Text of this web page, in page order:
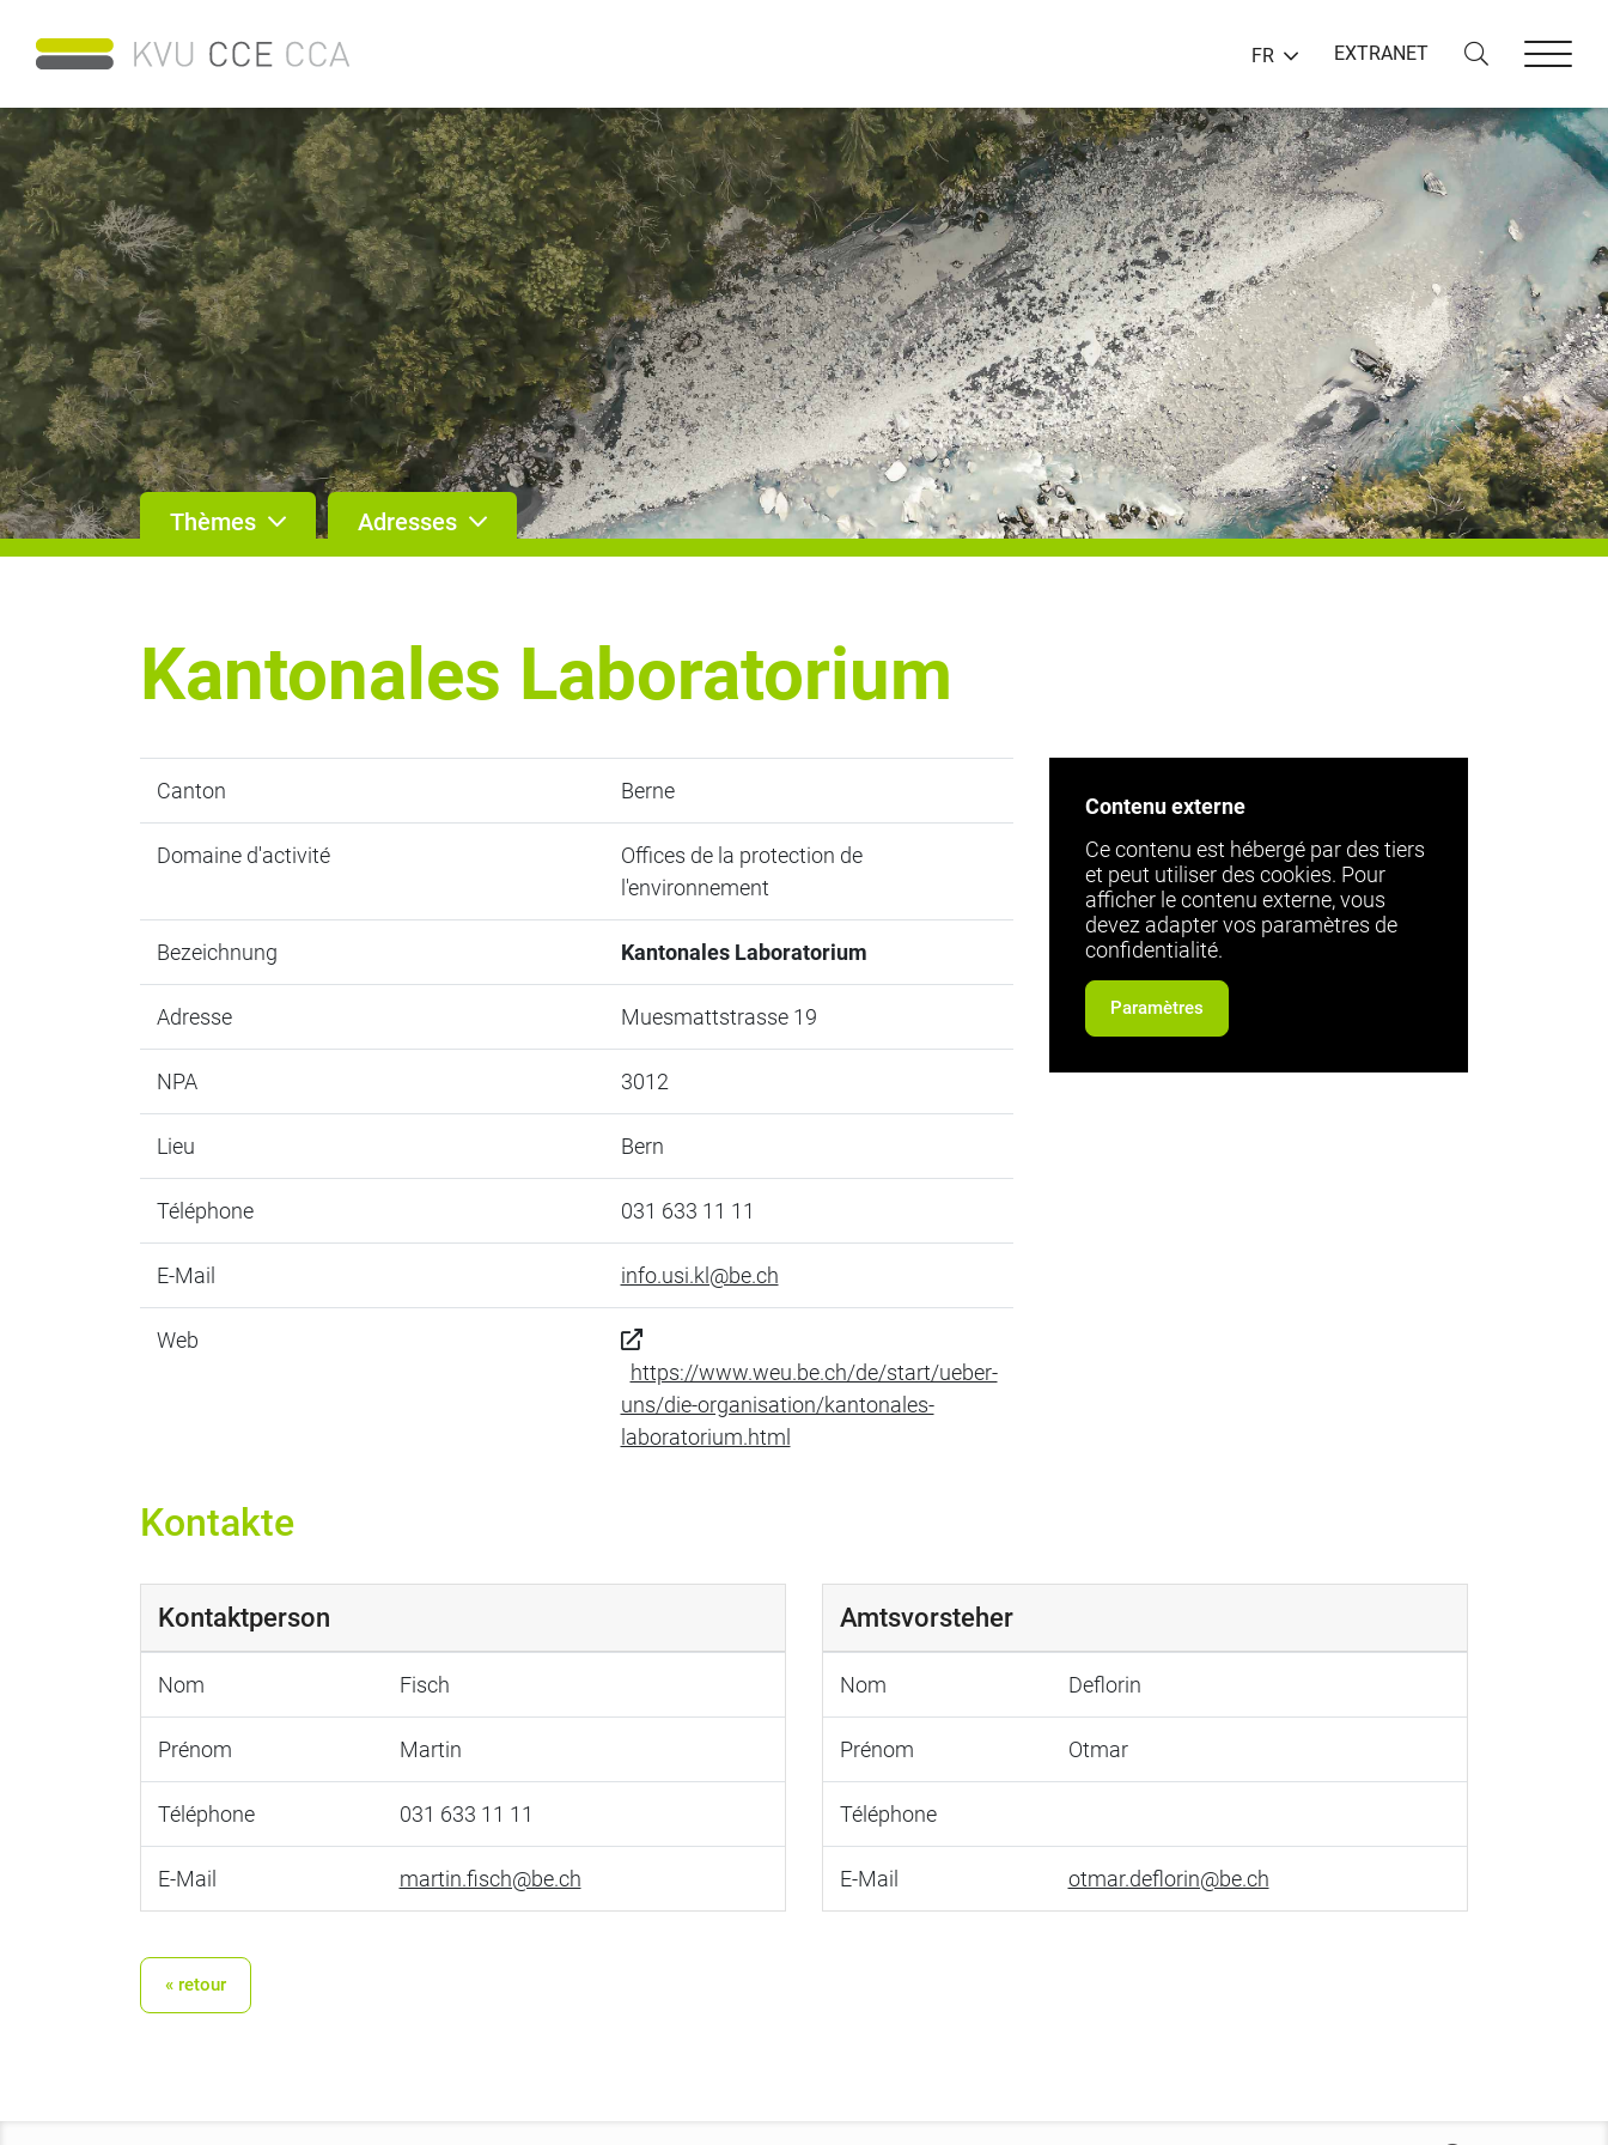
FR EXTRANET
Thèmes Adresses
Kantonales Laboratorium
Canton Berne
Domaine d'activité
Offices de la protection de
l'environnement
Bezeichnung Kantonales Laboratorium
Adresse Muesmattstrasse 19
NPA 3012
Lieu Bern
Téléphone 031 633 11 11
E-Mail info.usi.kl@be.ch
Web
https://www.weu.be.ch/de/start/ueber-
uns/die-organisation/kantonales-
laboratorium.html
Contenu externe
Ce contenu est hébergé par des tiers
et peut utiliser des cookies. Pour
afficher le contenu externe, vous
devez adapter vos paramètres de
confidentialité.
Paramètres
Kontakte
Kontaktperson
Nom Fisch
Prénom Martin
Téléphone 031 633 11 11
E-Mail martin.fisch@be.ch
Amtsvorsteher
Nom Deflorin
Prénom Otmar
Téléphone
E-Mail otmar.deflorin@be.ch
« retour